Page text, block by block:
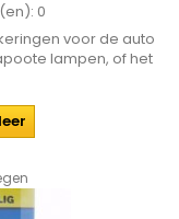
0
voor de auto
lampen, of het
benzinestation!